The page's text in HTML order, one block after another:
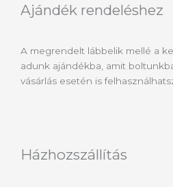
Ajándék rendeléshez
A megrendelt lábbelik mellé a
adunk ajándékba, amit
vásárlás esetén is
Házhozszállítás